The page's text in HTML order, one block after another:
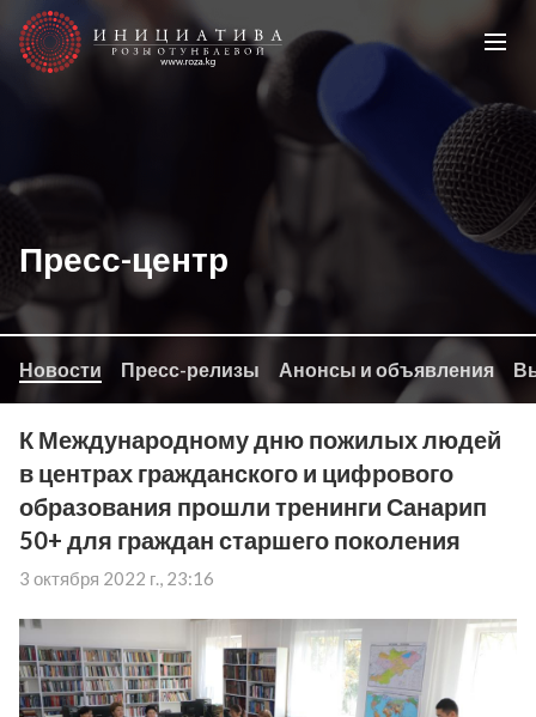
Пресс-центр
Новости Пресс-релизы Анонсы и объявления
К Международному дню пожилых людей
в центрах гражданского и цифрового
образования прошли тренинги Санарип
50+ для граждан старшего поколения
3 октября 2022 г., 23:16